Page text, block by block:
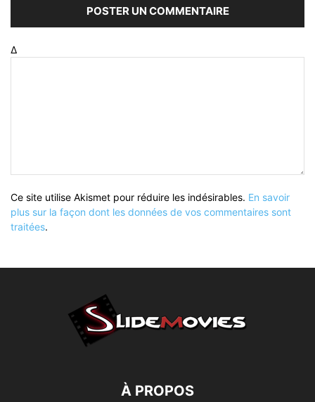
Δ
Ce site utilise Akismet pour réduire les indésirables. En savoir
plus sur la façon dont les données de vos commentaires sont
traitées.
À PROPOS